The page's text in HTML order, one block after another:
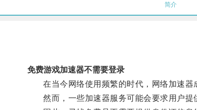
简介
免费游戏加速器不需要登录
在当今网络使用频繁的时代，网络加速器
然而，一些加速器服务可能会要求用户提